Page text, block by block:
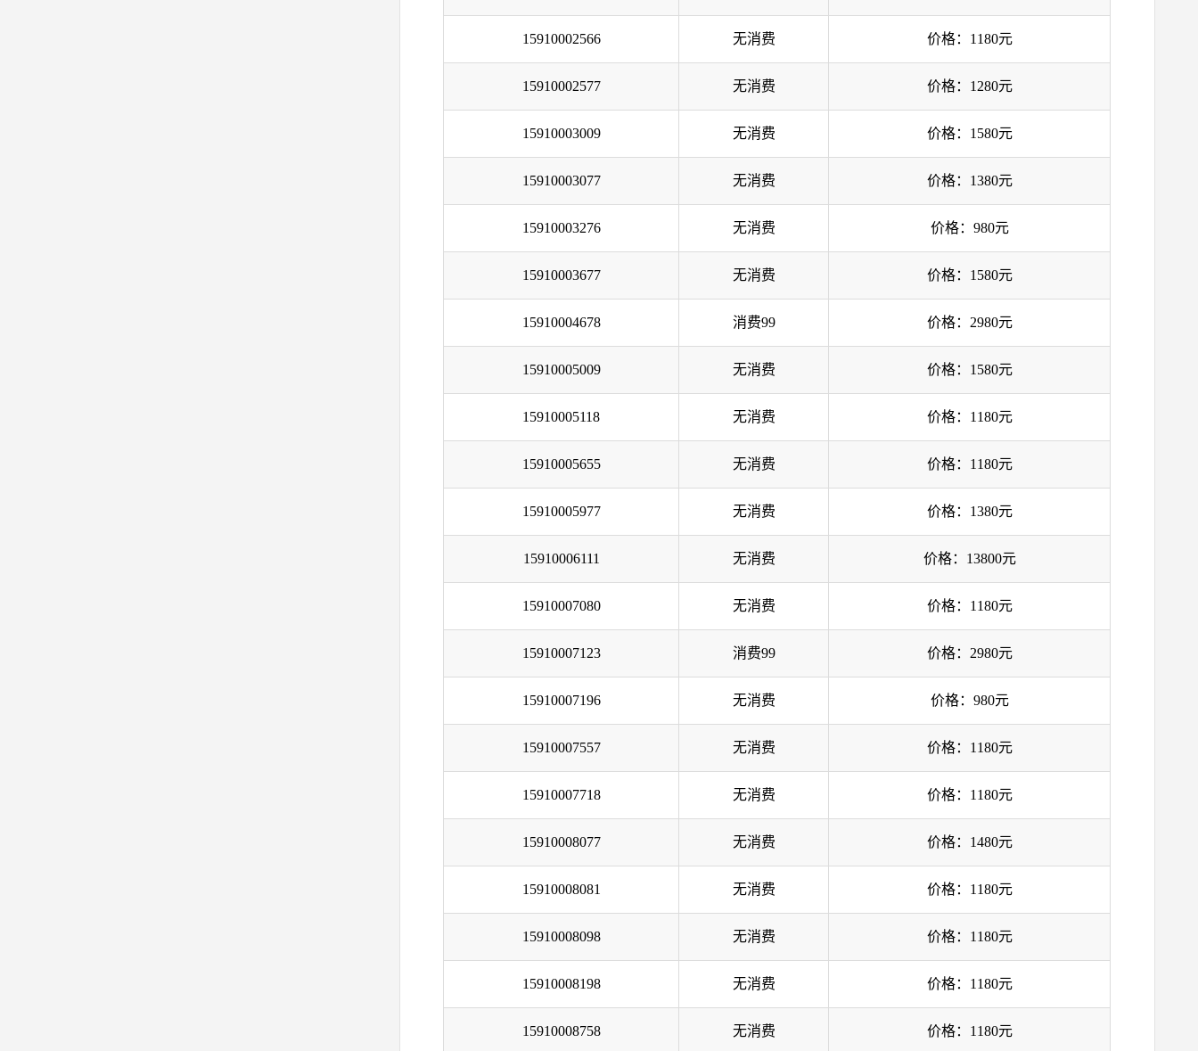
15910002566 无消费 价格：1180元
15910002577 无消费 价格：1280元
15910003009 无消费 价格：1580元
15910003077 无消费 价格：1380元
15910003276 无消费 价格：980元
15910003677 无消费 价格：1580元
15910004678 消费99 价格：2980元
15910005009 无消费 价格：1580元
15910005118 无消费 价格：1180元
15910005655 无消费 价格：1180元
15910005977 无消费 价格：1380元
15910006111 无消费 价格：13800元
15910007080 无消费 价格：1180元
15910007123 消费99 价格：2980元
15910007196 无消费 价格：980元
15910007557 无消费 价格：1180元
15910007718 无消费 价格：1180元
15910008077 无消费 价格：1480元
15910008081 无消费 价格：1180元
15910008098 无消费 价格：1180元
15910008198 无消费 价格：1180元
15910008758 无消费 价格：1180元